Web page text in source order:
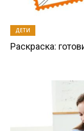
ДЕТИ
Раскраска: